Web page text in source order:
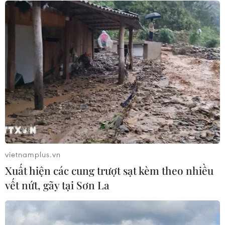
Cảnh báo mưa cường độ lớn trên
100mm tại Bắc Bộ, Thanh Hóa và
Nghệ An
06/08/2026 10:23
Mưa lớn kéo dài gây nhiều thiệt hại
về nhà ở, giao thông tại tỉnh Sơn La
06/08/2026 09:48
Bất cập việc ngừng giao khoán quản
lý, bảo vệ rừng ở Nam Cát Tiên
06/08/2026 09:45
vietnamplus.vn
Xuất hiện các cung trượt sạt kèm theo nhiều
vết nứt, gãy tại Sơn La